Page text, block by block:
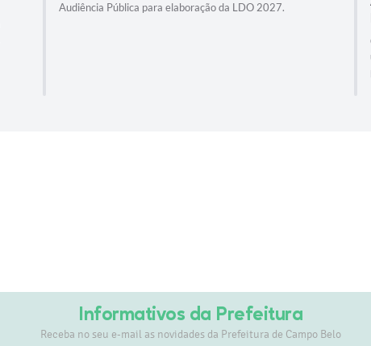
Audiência Pública para elaboração da LDO 2027.
Informativos da Prefeitura
Receba no seu e-mail as novidades da Prefeitura de Campo Belo